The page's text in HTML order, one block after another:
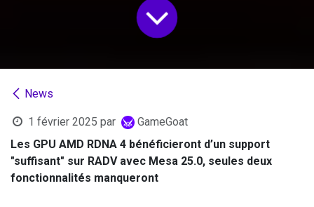
News
1 février 2025 par
GameGoat
Les GPU AMD RDNA 4 bénéficieront d’un support
"suffisant" sur RADV avec Mesa 25.0, seules deux
fonctionnalités manqueront